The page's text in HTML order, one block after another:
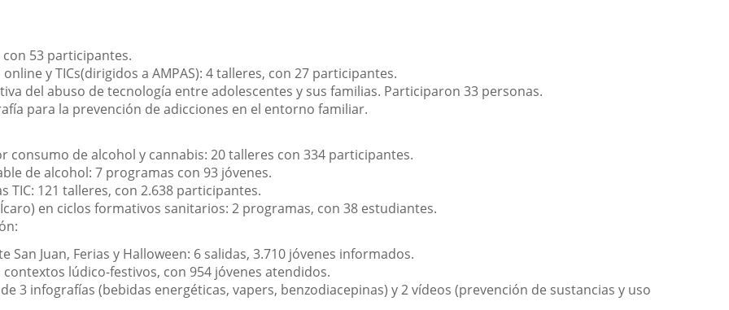
53 participantes.
y TICs(dirigidos a AMPAS): 4 talleres, con 27 participantes.
del abuso de tecnología entre adolescentes y sus familias. Participaron 33 personas.
para la prevención de adicciones en el entorno familiar.
consumo de alcohol y cannabis: 20 talleres con 334 participantes.
de alcohol: 7 programas con 93 jóvenes.
TIC: 121 talleres, con 2.638 participantes.
en ciclos formativos sanitarios: 2 programas, con 38 estudiantes.
San Juan, Ferias y Halloween: 6 salidas, 3.710 jóvenes informados.
lúdico-festivos, con 954 jóvenes atendidos.
3 infografías (bebidas energéticas, vapers, benzodiacepinas) y 2 vídeos (prevención de sustancias y uso